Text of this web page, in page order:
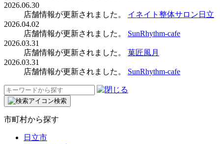
2026.06.30
店舗情報が更新されました。
イネイト整体サロン日立
2026.04.02
店舗情報が更新されました。
SunRhythm-cafe
2026.03.31
店舗情報が更新されました。
菓匠風月
2026.03.31
店舗情報が更新されました。
SunRhythm-cafe
検
索:
検索
市町村から探す
日立市